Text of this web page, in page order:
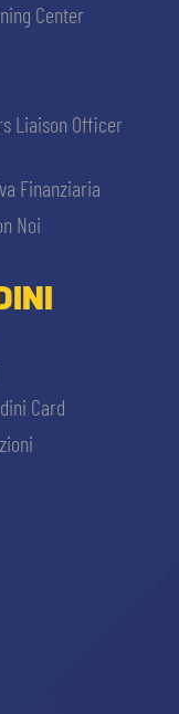
Center
Liaison Officer
Finanziaria
Noi
Card